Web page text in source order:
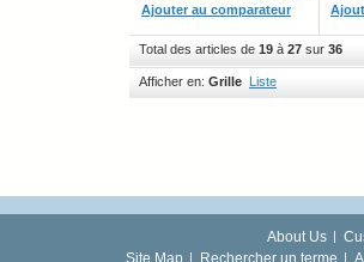
Ajouter au comparateur
Total des articles de 19 à 27 sur 36
Afficher en: Grille Liste
About Us
Site Map
Rechercher un terme